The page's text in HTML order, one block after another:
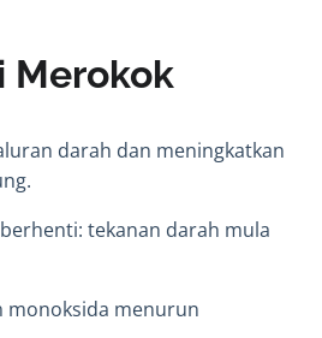
Merokok
darah dan meningkatkan
tekanan darah mula
monoksida menurun